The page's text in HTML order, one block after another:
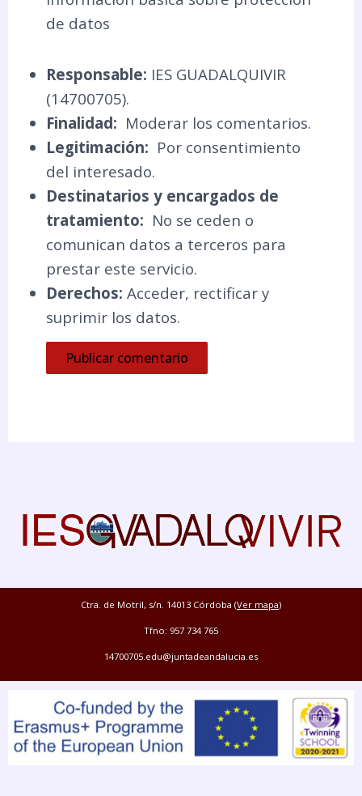
de datos
Responsable: IES GUADALQUIVIR
(14700705).
Finalidad: Moderar los comentarios.
Legitimación: Por consentimiento
del interesado.
Destinatarios y encargados de
tratamiento: No se ceden o
comunican datos a terceros para
prestar este servicio.
Derechos: Acceder, rectificar y
suprimir los datos.
Ctra. de Motril, s/n. 14013 Córdoba (Ver mapa)
Tfno: 957 734 765
14700705.edu@juntadeandalucia.es